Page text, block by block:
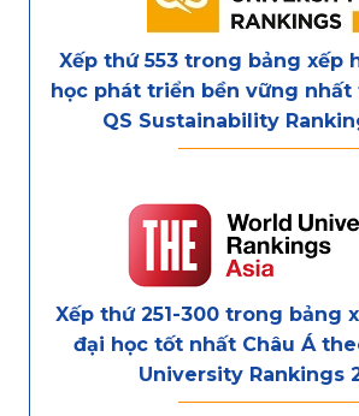
Xếp thứ 553 trong bảng xếp
học phát triển bền vững
QS Sustainability
Xếp thứ 251-300 trong bảng
đại học tốt nhất Châu Á
University Rankings